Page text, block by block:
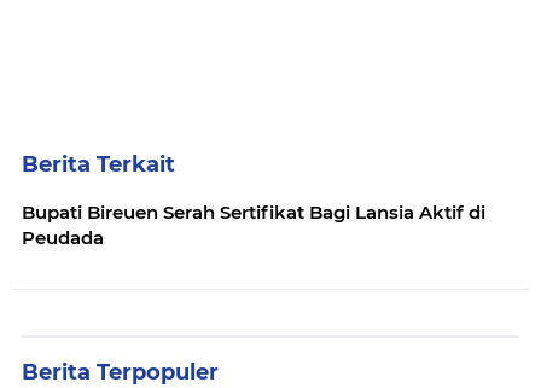
Berita Terkait
Bupati Bireuen Serah Sertifikat Bagi Lansia Aktif di
Peudada
Berita Terpopuler